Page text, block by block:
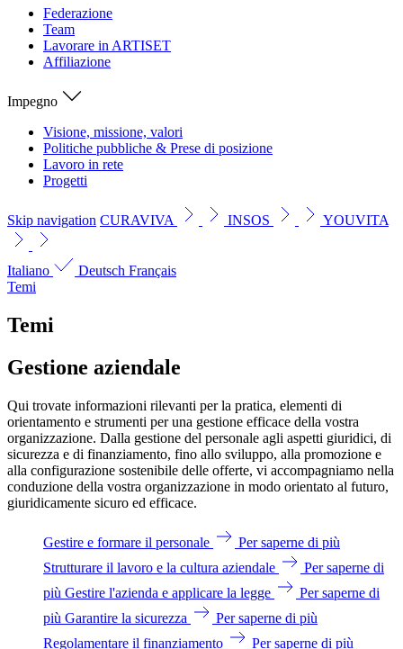
Federazione
Team
Lavorare in ARTISET
Affiliazione
Impegno
Visione, missione, valori
Politiche pubbliche & Prese di posizione
Lavoro in rete
Progetti
Skip navigation CURAVIVA INSOS YOUVITA
Italiano Deutsch Français
Temi
Temi
Gestione aziendale
Qui trovate informazioni rilevanti per la pratica, elementi di
orientamento e strumenti per una gestione efficace della vostra
organizzazione. Dalla gestione del personale agli aspetti giuridici, di
sicurezza e di finanziamento, fino allo sviluppo, alla promozione e
alla configurazione sostenibile delle offerte, vi accompagniamo nella
conduzione della vostra organizzazione in modo orientato al futuro,
giuridicamente sicuro ed efficace.
Gestire e formare il personale
Per saperne di più
Strutturare il lavoro e la cultura aziendale
Per saperne di
più Gestire l'azienda e applicare la legge
Per saperne di
più Garantire la sicurezza
Per saperne di più
Regolamentare il finanziamento
Per saperne di più